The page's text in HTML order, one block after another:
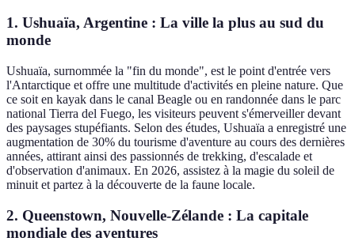
1. Ushuaïa, Argentine : La ville la plus au sud du
monde
Ushuaïa, surnommée la "fin du monde", est le point d'entrée vers
l'Antarctique et offre une multitude d'activités en pleine nature. Que
ce soit en kayak dans le canal Beagle ou en randonnée dans le parc
national Tierra del Fuego, les visiteurs peuvent s'émerveiller devant
des paysages stupéfiants. Selon des études, Ushuaïa a enregistré une
augmentation de 30% du tourisme d'aventure au cours des dernières
années, attirant ainsi des passionnés de trekking, d'escalade et
d'observation d'animaux. En 2026, assistez à la magie du soleil de
minuit et partez à la découverte de la faune locale.
2. Queenstown, Nouvelle-Zélande : La capitale
mondiale des aventures